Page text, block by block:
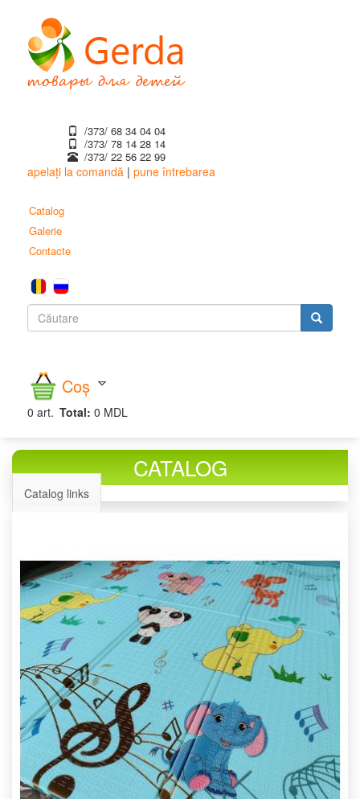
conţinutul
principal
/373/ 68 34 04 04
/373/ ‎78 14 28 14
/373/ 22 56 22 99
apelați la comandă | pune întrebarea
Catalog
Galerie
Contacte
Formular
căutare
Coș
0 art. Total: 0 MDL
CATALOG
Catalog links